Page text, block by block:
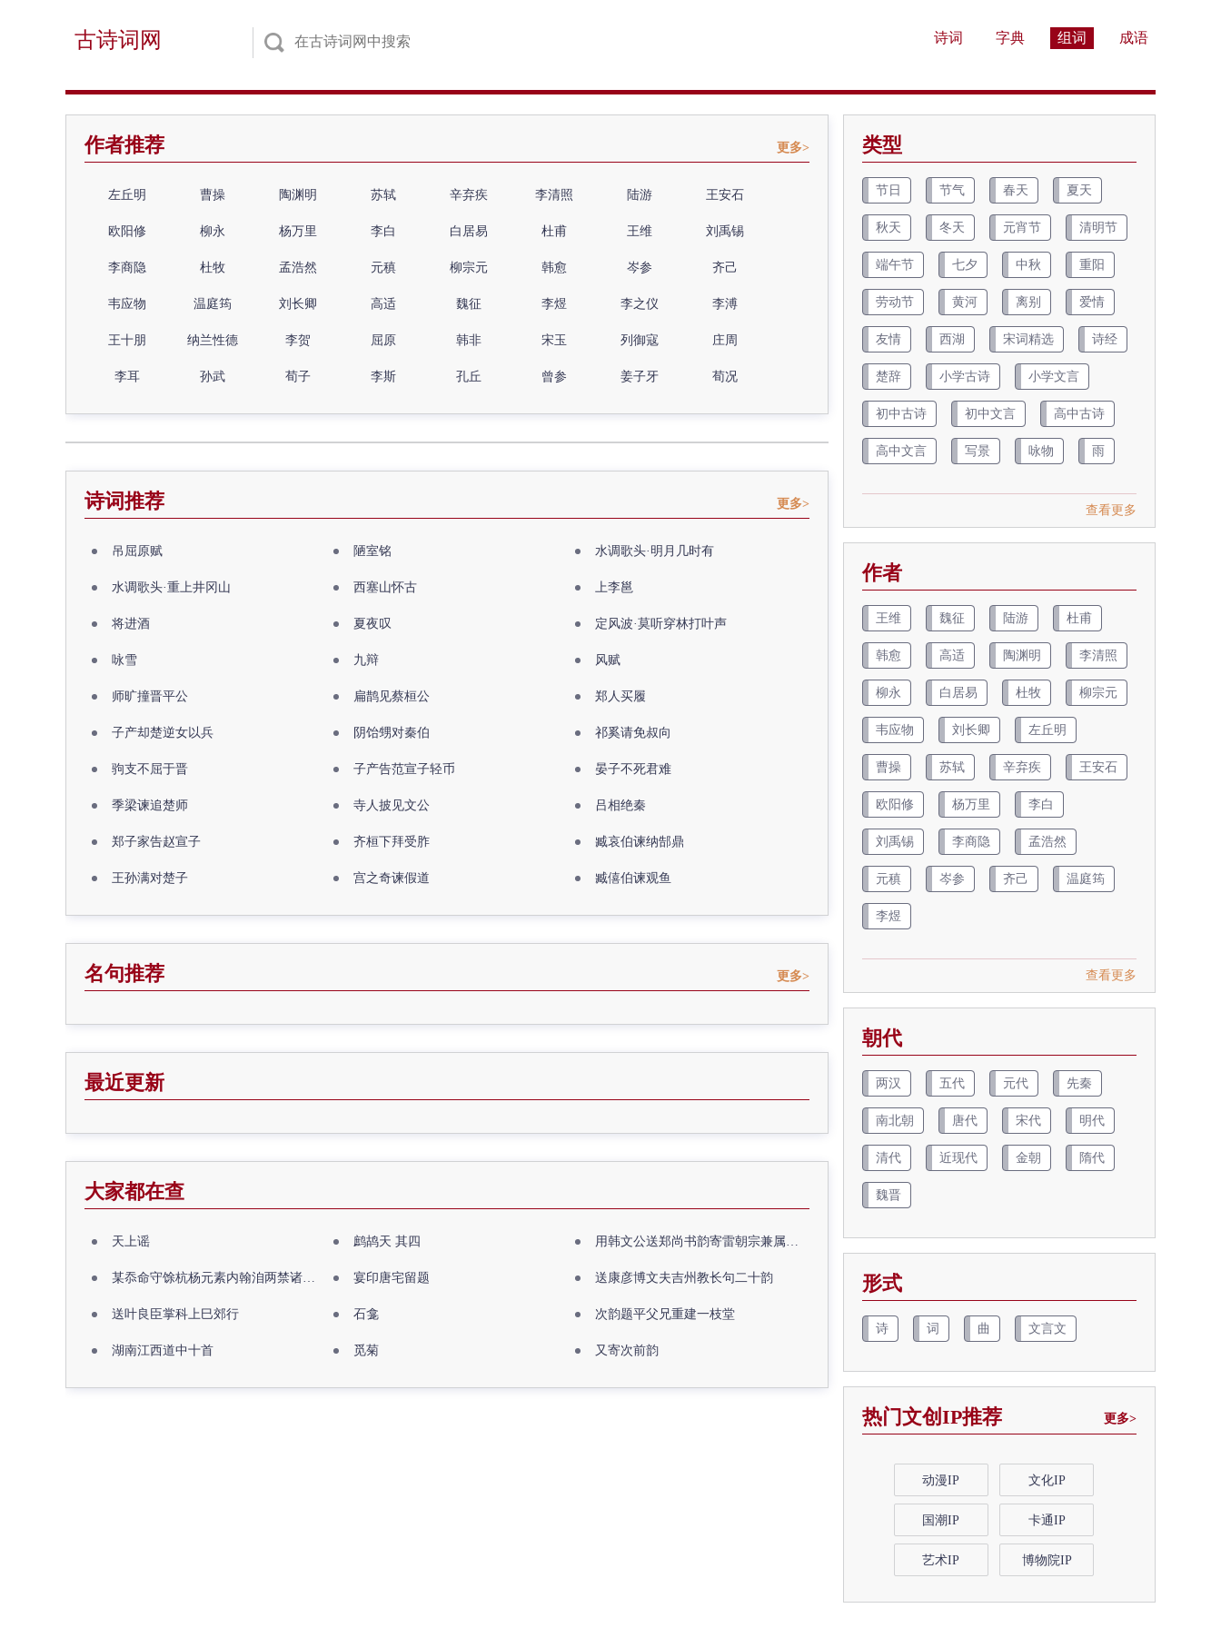
古诗词网 诗词 字典 组词 成语
作者推荐 更多>
左丘明 曹操 陶渊明 苏轼 辛弃疾 李清照 陆游 王安石
欧阳修 柳永 杨万里 李白 白居易 杜甫 王维 刘禹锡
李商隐 杜牧 孟浩然 元稹 柳宗元 韩愈 岑参 齐己
韦应物 温庭筠 刘长卿 高适 魏征 李煜 李之仪 李溥
王十朋 纳兰性德 李贺 屈原 韩非 宋玉 列御寇 庄周
李耳 孙武 荀子 李斯 孔丘 曾参 姜子牙 荀况
诗词推荐 更多>
吊屈原赋 陋室铭 水调歌头·明月几时有
水调歌头·重上井冈山 西塞山怀古 上李邕
将进酒 夏夜叹 定风波·莫听穿林打叶声
咏雪 九辩 风赋
师旷撞晋平公 扁鹊见蔡桓公 郑人买履
子产却楚逆女以兵 阴饴甥对秦伯 祁奚请免叔向
驹支不屈于晋 子产告范宣子轻币 晏子不死君难
季梁谏追楚师 寺人披见文公 吕相绝秦
郑子家告赵宣子 齐桓下拜受胙 臧哀伯谏纳郜鼎
王孙满对楚子 宫之奇谏假道 臧僖伯谏观鱼
名句推荐 更多>
最近更新
大家都在查
天上谣 鹧鸪天 其四 用韩文公送郑尚书韵寄雷朝宗兼属欧阳全真
某忝命守馀杭杨元素内翰洎两禁诸公出祖佛寺 宴印唐宅留题 送康彦博文夫吉州教长句二十韵
送叶良臣掌科上巳郊行 石龛 次韵题平父兄重建一枝堂
湖南江西道中十首 觅菊 又寄次前韵
类型
节日 节气 春天 夏天
秋天 冬天 元宵节 清明节
端午节 七夕 中秋 重阳
劳动节 黄河 离别 爱情
友情 西湖 宋词精选 诗经
楚辞 小学古诗 小学文言
初中古诗 初中文言 高中古诗
高中文言 写景 咏物 雨
查看更多
作者
王维 魏征 陆游 杜甫
韩愈 高适 陶渊明 李清照
柳永 白居易 杜牧 柳宗元
韦应物 刘长卿 左丘明
曹操 苏轼 辛弃疾 王安石
欧阳修 杨万里 李白
刘禹锡 李商隐 孟浩然
元稹 岑参 齐己 温庭筠
李煜
查看更多
朝代
两汉 五代 元代 先秦
南北朝 唐代 宋代 明代
清代 近现代 金朝 隋代
魏晋
形式
诗 词 曲 文言文
热门文创IP推荐 更多>
动漫IP 文化IP
国潮IP 卡通IP
艺术IP 博物院IP